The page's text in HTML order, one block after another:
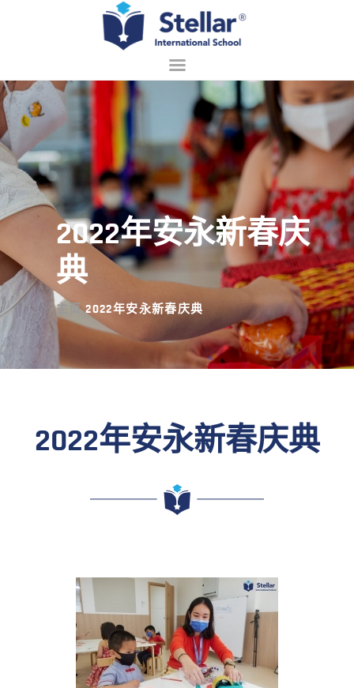
主页
关于我们
招生
学习
校园生活
联系
中文 (中国)
2022年安永新春庆
典
主页 2022年安永新春庆典
2022年安永新春庆典